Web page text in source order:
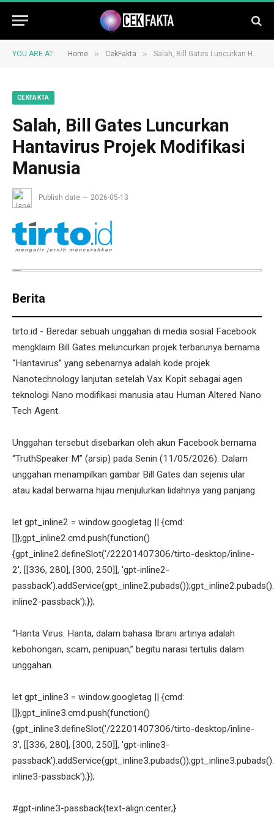
YOU ARE AT: Home » CekFakta » Salah, Bill Gates Luncurkan Hantavirus Projek Modifikasi Manusia
CEKFAKTA
Salah, Bill Gates Luncurkan
Hantavirus Projek Modifikasi
Manusia
Publish date 2026-05-13
Berita
tirto.id - Beredar sebuah unggahan di media sosial Facebook
mengklaim Bill Gates meluncurkan projek terbarunya bernama
“Hantavirus” yang sebenarnya adalah kode projek
Nanotechnology lanjutan setelah Vax Kopit sebagai agen
teknologi Nano modifikasi manusia atau Human Altered Nano
Tech Agent.
Unggahan tersebut disebarkan oleh akun Facebook bernama
“TruthSpeaker M” (arsip) pada Senin (11/05/2026). Dalam
unggahan menampilkan gambar Bill Gates dan sejenis ular
atau kadal berwarna hijau menjulurkan lidahnya yang panjang.
let gpt_inline2 = window.googletag || {cmd:
[]};gpt_inline2.cmd.push(function()
{gpt_inline2.defineSlot('/22201407306/tirto-desktop/inline-
2', [[336, 280], [300, 250]], 'gpt-inline2-
inline2-passback');});
“Hanta Virus. Hanta, dalam bahasa Ibrani artinya adalah
kebohongan, scam, penipuan,” begitu narasi tertulis dalam
unggahan.
let gpt_inline3 = window.googletag || {cmd:
[]};gpt_inline3.cmd.push(function()
{gpt_inline3.defineSlot('/22201407306/tirto-desktop/inline-
3', [[336, 280], [300, 250]], 'gpt-inline3-
inline3-passback');});
#gpt-inline3-passback{text-align:center;}